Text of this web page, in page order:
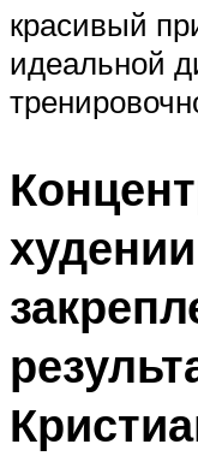
красивый
идеальной